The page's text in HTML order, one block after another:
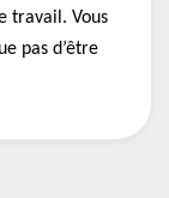
travail. Vous
pas d’être